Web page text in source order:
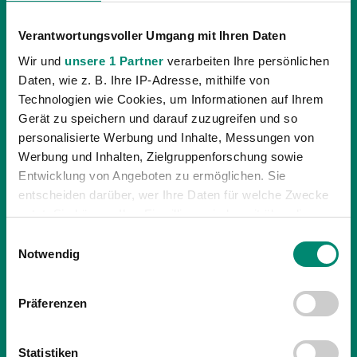
Verantwortungsvoller Umgang mit Ihren Daten
Wir und unsere 1 Partner verarbeiten Ihre persönlichen
Daten, wie z. B. Ihre IP-Adresse, mithilfe von
Technologien wie Cookies, um Informationen auf Ihrem
Gerät zu speichern und darauf zuzugreifen und so
personalisierte Werbung und Inhalte, Messungen von
Werbung und Inhalten, Zielgruppenforschung sowie
Entwicklung von Angeboten zu ermöglichen. Sie
entscheiden darüber, wer Ihre Daten für welche Zwecke
nutzt. Sie können Ihre Einwilligung jederzeit über die
Trigger Symbol ändern oder widerrufen
Erfahren Sie mehr darüber, wie Ihre persönlichen Daten
verarbeitet werden, und legen Sie Ihre Präferenzen im
Notwendig
Präferenzen
Statistiken
30.04.2010